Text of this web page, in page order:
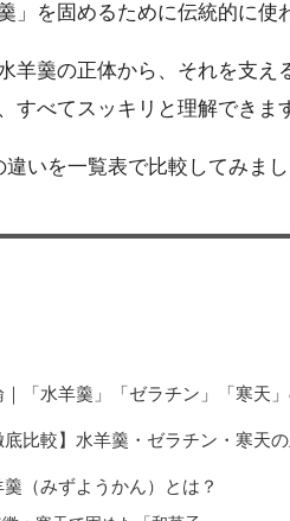
」を固めるために伝統的に使
羊羹の正体から、それを支え
すべてスッキリと理解できま
いを一覧表で比較してみまし
｜「水羊羹」「ゼラチン」「寒天
底比較】水羊羹・ゼラチン・寒天
羹（みずようかん）とは？